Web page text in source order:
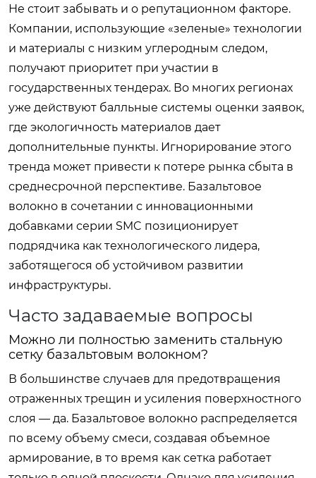
Не стоит забывать и о репутационном факторе.
Компании, использующие «зеленые» технологии
и материалы с низким углеродным следом,
получают приоритет при участии в
государственных тендерах. Во многих регионах
уже действуют балльные системы оценки заявок,
где экологичность материалов дает
дополнительные пункты. Игнорирование этого
тренда может привести к потере рынка сбыта в
среднесрочной перспективе. Базальтовое
волокно в сочетании с инновационными
добавками серии SMC позиционирует
подрядчика как технологического лидера,
заботящегося об устойчивом развитии
инфраструктуры.
Часто задаваемые вопросы
Можно ли полностью заменить стальную
сетку базальтовым волокном?
В большинстве случаев для предотвращения
отраженных трещин и усиления поверхностного
слоя — да. Базальтовое волокно распределяется
по всему объему смеси, создавая объемное
армирование, в то время как сетка работает